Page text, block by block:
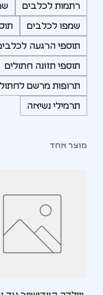
רתמות לכלבים
שמפו לכלבים
תוספי הרגעה
תוספי תזונה חתולים
תרופות מרשם
תרמילי נשיאה
מוצר אחד